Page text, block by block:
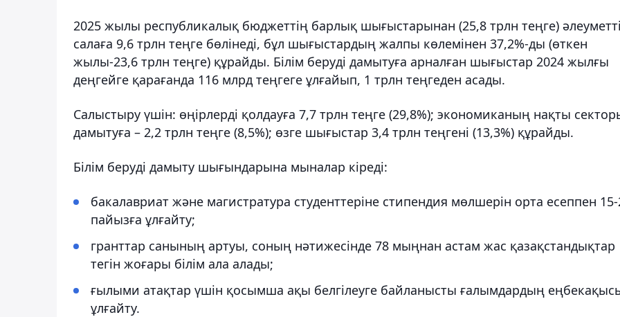
2025 жылы республикалық бюджеттің барлық шығыстарынан (25,8 трлн теңге)
салаға 9,6 трлн теңге бөлінеді, бұл шығыстардың жалпы көлемінен 37,2%-ды (өткен
жылы-23,6 трлн теңге) құрайды. Білім беруді дамытуға арналған шығыстар 2024 жылғы
деңгейге қарағанда 116 млрд теңгеге ұлғайып, 1 трлн теңгеден асады.
Салыстыру үшін: өңірлерді қолдауға 7,7 трлн теңге (29,8%); экономиканың нақты
дамытуға – 2,2 трлн теңге (8,5%); өзге шығыстар 3,4 трлн теңгені (13,3%) құрайды.
Білім беруді дамыту шығындарына мыналар кіреді:
бакалавриат және магистратура студенттеріне стипендия мөлшерін орта есеппен
пайызға ұлғайту;
гранттар санының артуы, соның нәтижесінде 78 мыңнан астам жас қазақстандықтар
тегін жоғары білім ала алады;
ғылыми атақтар үшін қосымша ақы белгілеуге байланысты ғалымдардың
ұлғайту.